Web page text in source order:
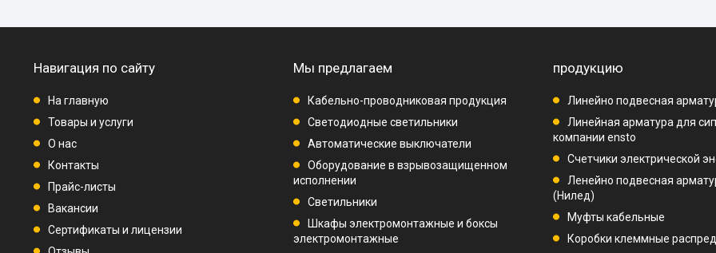
Навигация по сайту
На главную
Товары и услуги
О нас
Контакты
Прайс-листы
Вакансии
Сертификаты и лицензии
Мы предлагаем
Кабельно-проводниковая продукция
Светодиодные светильники
Автоматические выключатели
Оборудование в взрывозащищенном
исполнении
Светильники
Шкафы электромонтажные и боксы
электромонтажные
продукцию
Линейно подвесная
Линейная арматура для
компании ensto
Счетчики электрической
Ленейно подвесная
(Нилед)
Муфты кабельные
Коробки клеммные